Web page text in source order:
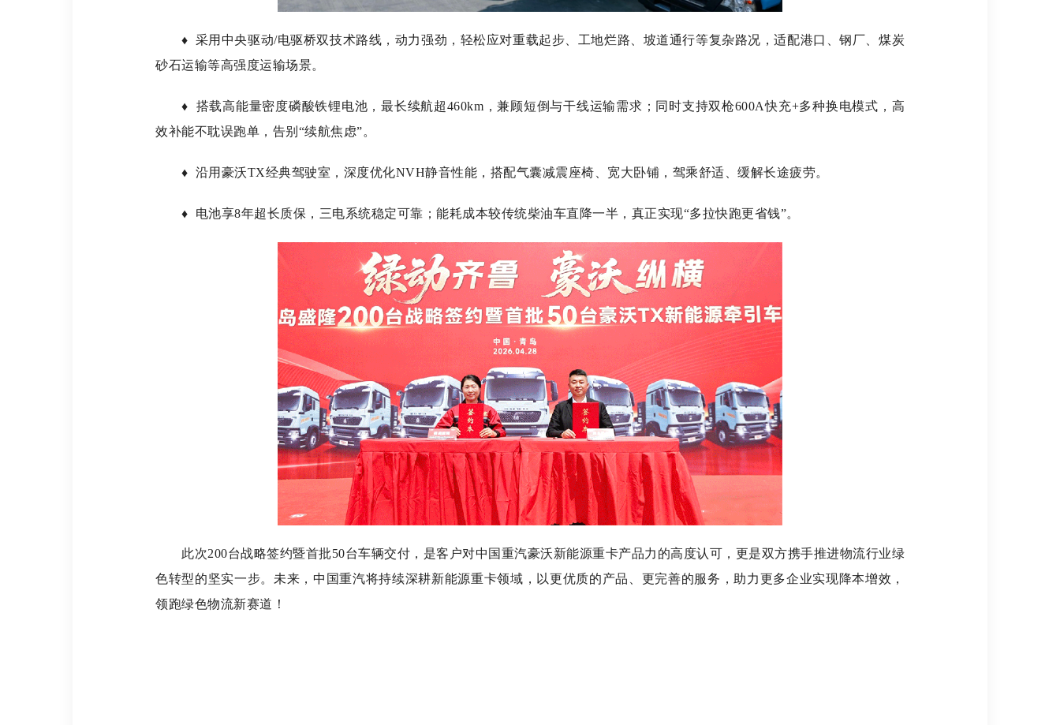
♦ 采用中央驱动/电驱桥双技术路线，动力强劲，轻松应对重载起步、工地烂路、坡道通行等复杂路况，适配港口、钢厂、煤炭
砂石运输等高强度运输场景。
♦ 搭载高能量密度磷酸铁锂电池，最长续航超460km，兼顾短倒与干线运输需求；同时支持双枪600A快充+多种换电模式，高
效补能不耽误跑单，告别“续航焦虑”。
♦ 沿用豪沃TX经典驾驶室，深度优化NVH静音性能，搭配气囊减震座椅、宽大卧铺，驾乘舒适、缓解长途疲劳。
♦ 电池享8年超长质保，三电系统稳定可靠；能耗成本较传统柴油车直降一半，真正实现“多拉快跑更省钱”。
此次200台战略签约暨首批50台车辆交付，是客户对中国重汽豪沃新能源重卡产品力的高度认可，更是双方携手推进物流行业绿
色转型的坚实一步。未来，中国重汽将持续深耕新能源重卡领域，以更优质的产品、更完善的服务，助力更多企业实现降本增效，
领跑绿色物流新赛道！